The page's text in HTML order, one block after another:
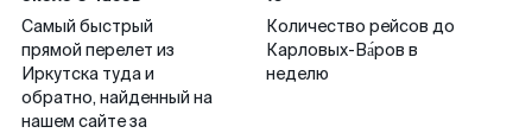
Самый быстрый
прямой перелет из
Иркутска туда и
обратно, найденный на
нашем сайте за
Количество рейсов до
Карловых-Ва́ров в
неделю